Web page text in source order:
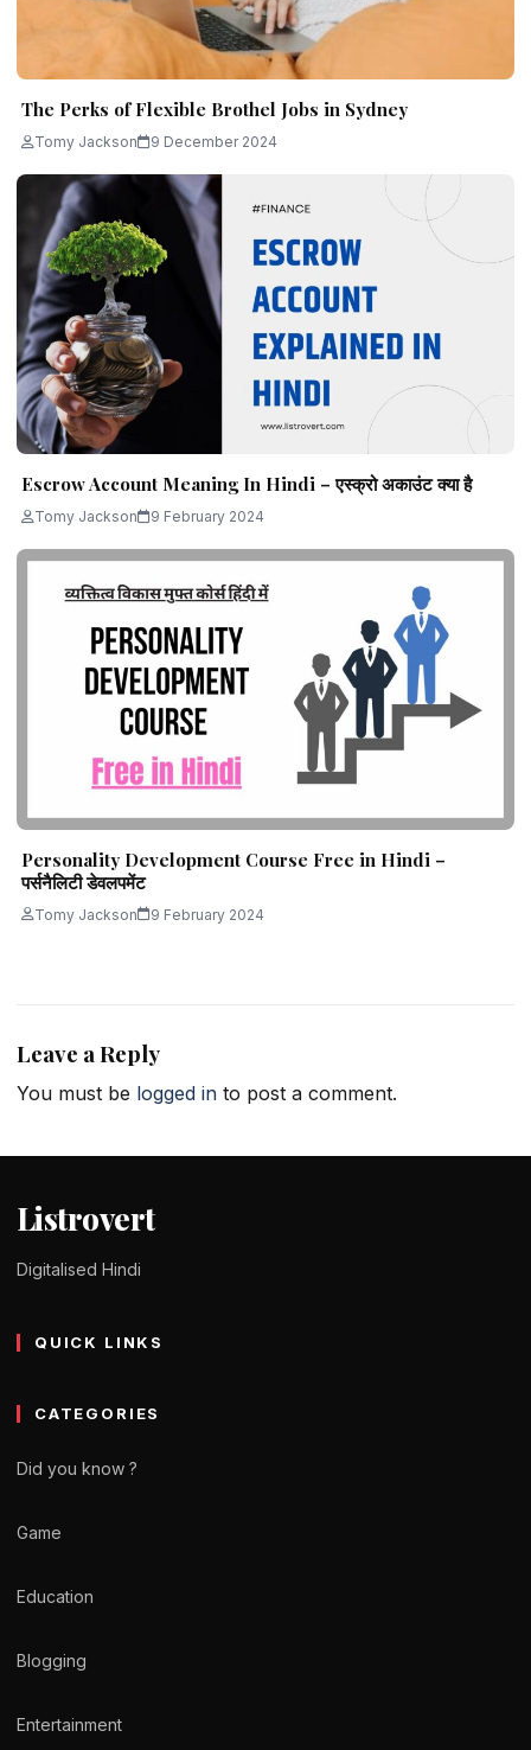
The Perks of Flexible Brothel Jobs in Sydney
Tomy Jackson 9 December 2024
Escrow Account Meaning In Hindi – एस्क्रो अकाउंट क्या है
Tomy Jackson 9 February 2024
Personality Development Course Free in Hindi –
पर्सनैलिटी डेवलपमेंट
Tomy Jackson 9 February 2024
Leave a Reply
You must be logged in to post a comment.
Listrovert
Digitalised Hindi
QUICK LINKS
CATEGORIES
Did you know ?
Game
Education
Blogging
Entertainment